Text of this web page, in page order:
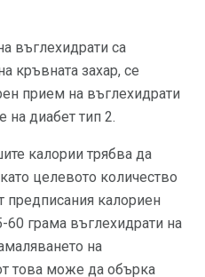
въглехидрати са
кръвната захар, се
прием на въглехидрати
на диабет тип 2.
калории трябва да
целевото количество
предписания калориен
60 грама въглехидрати на
на
това може да обърка